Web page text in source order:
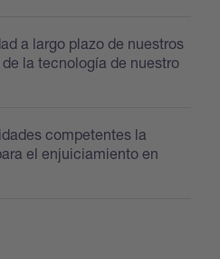
a largo plazo de nuestros
la tecnología de nuestro
competentes la
el enjuiciamiento en